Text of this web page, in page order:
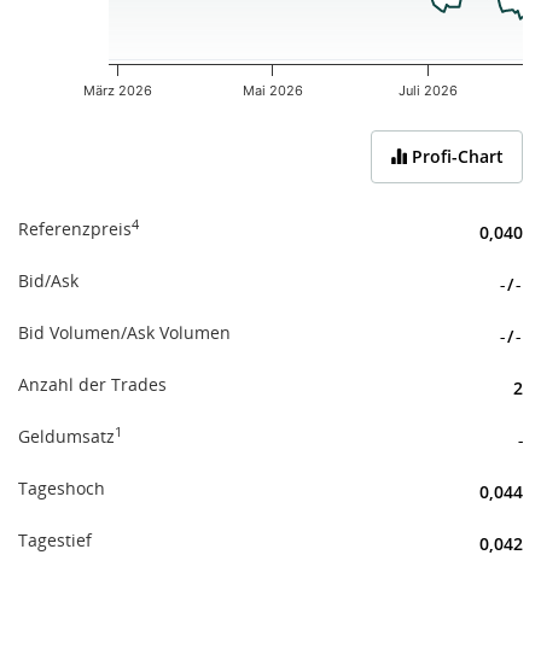
März 2026 Mai 2026 Juli 2026
Profi-Chart
Referenzpreis4 0,040
Bid/Ask -/-
Bid Volumen/Ask Volumen -/-
Anzahl der Trades 2
Geldumsatz1 -
Tageshoch 0,044
Tagestief 0,042